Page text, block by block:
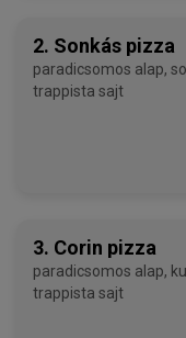
2. Sonkás pizza
paradicsomos alap, sonka, mozzarella sajt,
trappista sajt
3. Corin pizza
paradicsomos alap, kukorica, mozzarella sajt,
trappista sajt